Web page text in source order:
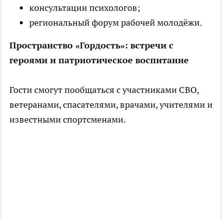
консультации психологов;
региональный форум рабочей молодёжи.
Пространство «Гордость»: встречи с
героями и патриотическое воспитание
Гости смогут пообщаться с участниками СВО,
ветеранами, спасателями, врачами, учителями и
известными спортсменами.